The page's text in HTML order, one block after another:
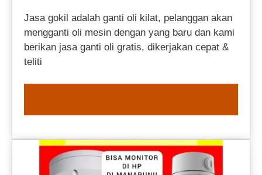
Jasa gokil adalah ganti oli kilat, pelanggan akan
mengganti oli mesin dengan yang baru dan kami
berikan jasa ganti oli gratis, dikerjakan cepat &
teliti